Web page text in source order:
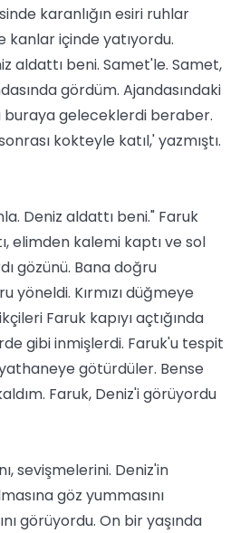
karanlığın esiri ruhlar
kanlar içinde yatıyordu.
aldattı beni. Samet'le. Samet,
gördüm. Ajandasındaki
geleceklerdi beraber.
kokteyle katıl,' yazmıştı.
Deniz aldattı beni." Faruk
elimden kalemi kaptı ve sol
gözünü. Bana doğru
yöneldi. Kırmızı düğmeye
Faruk kapıyı açtığında
gibi inmişlerdi. Faruk'u tespit
götürdüler. Bense
Faruk, Deniz'i görüyordu
sevişmelerini. Deniz'in
göz yummasını
görüyordu. On bir yaşında